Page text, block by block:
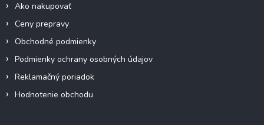
Ako nakupovať
Ceny prepravy
Obchodné podmienky
Podmienky ochrany osobných údajov
Reklamačný poriadok
Hodnotenie obchodu